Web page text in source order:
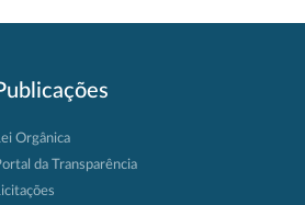
Orgânica
da Transparência